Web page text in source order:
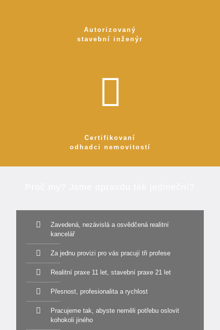
Autorizovaný
stavební inženýr
Certifikovaní
odhadci nemovitostí
Zavedená, nezávislá a osvědčená realitní
kancelář
Za jednu provizi pro vás pracují tři profese
Realitní praxe 11 let, stavební praxe 21 let
Přesnost, profesionalita a rychlost
Pracujeme tak, abyste neměli potřebu oslovit
kohokoli jiného